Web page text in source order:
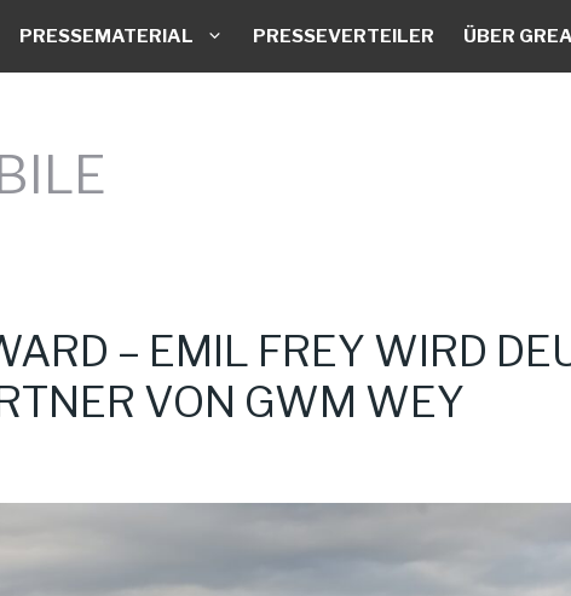
PRESSEMATERIAL PRESSEVERTEILER ÜBER
– EMIL FREY WIRD
VON GWM WEY